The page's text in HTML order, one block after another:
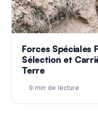
Forces Spéciales
Sélection et
Terre
9 min de lecture